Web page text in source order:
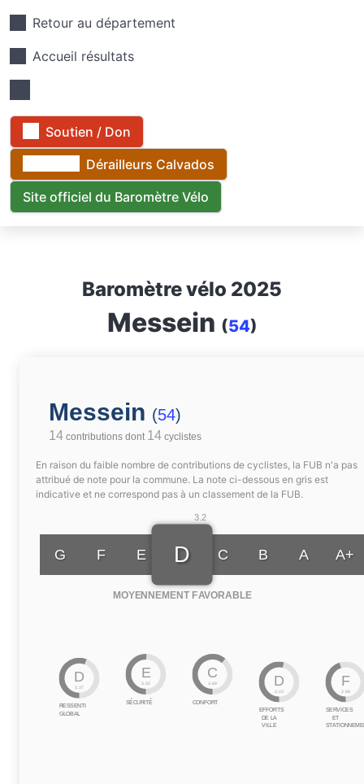
Retour au département
Accueil résultats
Soutien / Don
Dérailleurs Calvados
Site officiel du Baromètre Vélo
Baromètre vélo 2025
Messein (54)
Messein (54)
14 contributions dont 14 cyclistes
En raison du faible nombre de contributions de cyclistes, la FUB n'a pas
attribué de note pour la commune. La note ci-dessous en gris est
indicative et ne correspond pas à un classement de la FUB.
G F E
3.2
D
MOYENNEMENT FAVORABLE
C B A A+
D
3.37
RESSENTI
GLOBAL
E
3.02
SÉCURITÉ
C
3.69
CONFORT
D
3.23
EFFORTS
DE LA
VILLE
F
2.68
SERVICES
ET